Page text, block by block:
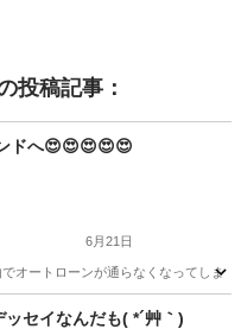
投稿記事：
ドへ😍😍😍😍😍
6月21日
オートローンが通らなくなってしま
ロンセイなんだも( *´艸｀)